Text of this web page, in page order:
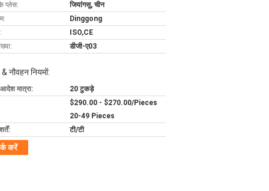
प्लेस:
जियांगसू, चीन
Dinggong
ISO,CE
डीजी-ए03
नौवहन नियमों:
मात्रा:
20 टुकड़े
$290.00 - $270.00/Pieces
20-49 Pieces
टी/टी
करें